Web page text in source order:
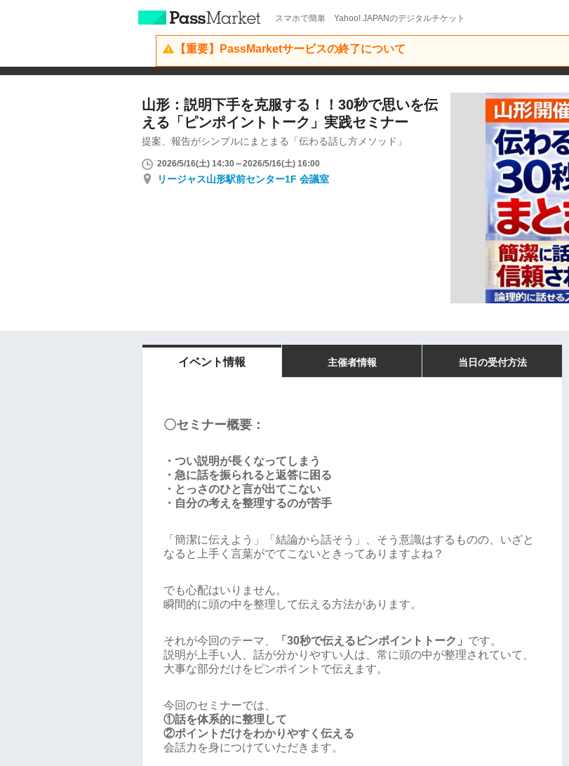
スマホで簡単 Yahoo! JAPANのデジタルチケット
【重要】PassMarketサービスの終了について
山形：説明下手を克服する！！30秒で思いを伝
える「ピンポイントトーク」実践セミナー
提案、報告がシンプルにまとまる「伝わる話し方メソッド」
2026/5/16(土) 14:30～2026/5/16(土) 16:00
リージャス山形駅前センター1F 会議室
イベント情報 主催者情報 当日の受付方法
〇セミナー概要：
・つい説明が長くなってしまう
・急に話を振られると返答に困る
・とっさのひと言が出てこない
・自分の考えを整理するのが苦手
「簡潔に伝えよう」「結論から話そう」、そう意識はするものの、いざと
なると上手く言葉がでてこないときってありますよね？
でも心配はいりません。
瞬間的に頭の中を整理して伝える方法があります。
それが今回のテーマ、 「30秒で伝えるピンポイントトーク」 です。
説明が上手い人、話が分かりやすい人は、常に頭の中が整理されていて、
大事な部分だけをピンポイントで伝えます。
今回のセミナーでは、
①話を体系的に整理して
②ポイントだけをわかりやすく伝える
会話力を身につけていただきます。